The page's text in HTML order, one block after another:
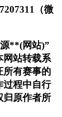
（微
**(网站)”
网站转载系
所有赛事的
过程中自行
归原作者所